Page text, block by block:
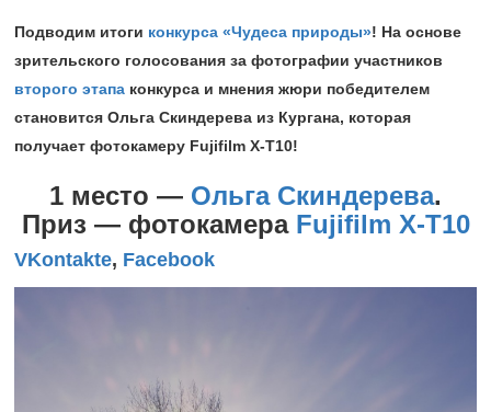
Подводим итоги конкурса «Чудеса природы»! На основе
зрительского голосования за фотографии участников
второго этапа конкурса и мнения жюри победителем
становится Ольга Скиндерева из Кургана, которая
получает фотокамеру Fujifilm X-T10​!
1 место — Ольга Скиндерева.
Приз — фотокамера Fujifilm X-T10
VKontakte, Facebook